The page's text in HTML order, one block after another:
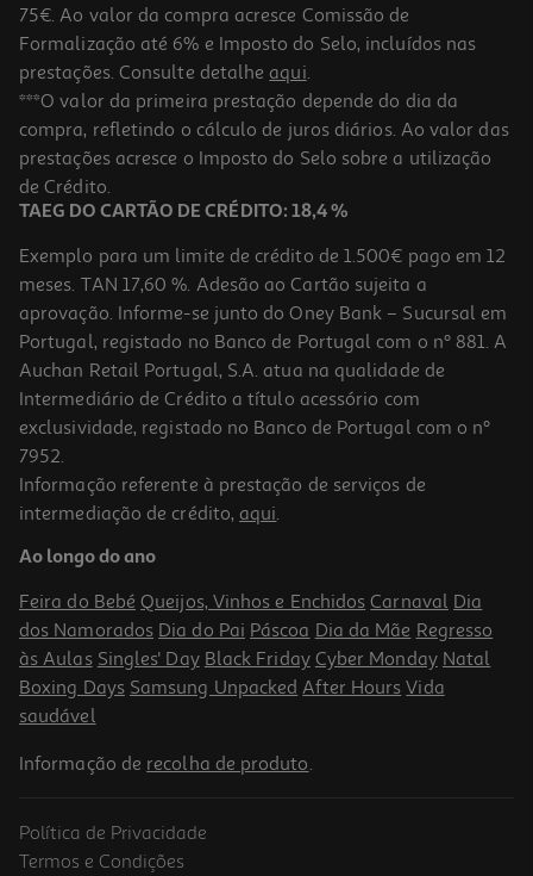
4.6 (50)
Tinteiro Original Hp 953xl Cyan
54.99 €/un
54,99 €
4.7
Tinteiro Original Hp 31 Cyan 70ml
12.99 €/un
12,99 €
75€. Ao valor da compra acresce Comissão de
Formalização até 6% e Imposto do Selo, incluídos nas
prestações. Consulte detalhe aqui.
***O valor da primeira prestação depende do dia da
compra, refletindo o cálculo de juros diários. Ao valor das
prestações acresce o Imposto do Selo sobre a utilização
de Crédito.
TAEG DO CARTÃO DE CRÉDITO: 18,4 %
Exemplo para um limite de crédito de 1.500€ pago em 12
meses. TAN 17,60 %. Adesão ao Cartão sujeita a
aprovação. Informe-se junto do Oney Bank – Sucursal em
Portugal, registado no Banco de Portugal com o nº 881. A
Auchan Retail Portugal, S.A. atua na qualidade de
Intermediário de Crédito a título acessório com
exclusividade, registado no Banco de Portugal com o nº
7952.
Informação referente à prestação de serviços de
intermediação de crédito, aqui.
Ao longo do ano
Feira do Bebé Queijos, Vinhos e Enchidos Carnaval Dia
dos Namorados Dia do Pai Páscoa Dia da Mãe Regresso
às Aulas Singles' Day Black Friday Cyber Monday Natal
Boxing Days Samsung Unpacked After Hours Vida
saudável
Informação de recolha de produto.
Política de Privacidade
Termos e Condições